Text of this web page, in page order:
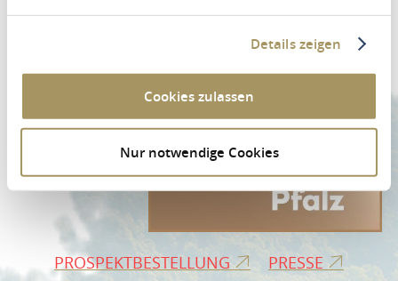
Details zeigen
Cookies zulassen
Nur notwendige Cookies
PROSPEKTBESTELLUNG PRESSE